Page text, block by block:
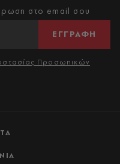
στο email σου
ΕΓΓΡΑΦΗ
Προσωπικών